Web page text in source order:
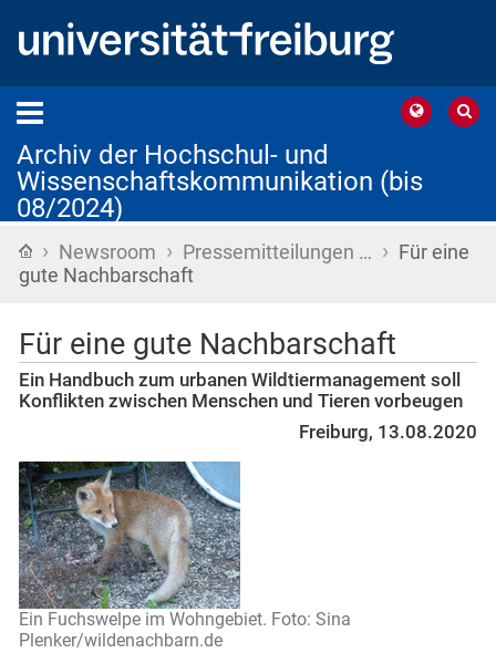
Archiv der Hochschul- und
Wissenschaftskommunikation (bis
08/2024)
Startseite
› Newsroom › Pressemitteilungen … › Für eine
gute Nachbarschaft
Für eine gute Nachbarschaft
Ein Handbuch zum urbanen Wildtiermanagement soll
Konflikten zwischen Menschen und Tieren vorbeugen
Freiburg, 13.08.2020
Ein Fuchswelpe im Wohngebiet. Foto: Sina
Plenker/wildenachbarn.de